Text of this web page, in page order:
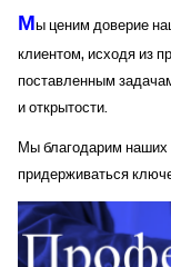
Мы ценим доверие
клиентом, исходя из
поставленным
и открытости.
Мы благодарим наших
придерживаться